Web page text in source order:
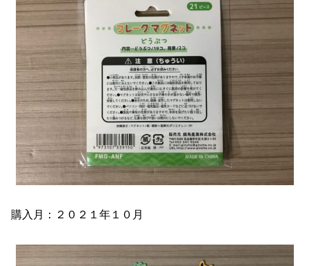
購入月：２０２１年１０月